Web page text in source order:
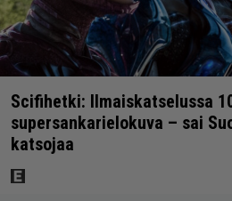
Scifihetki: Ilmaiskatselussa
supersankarielokuva – sai
katsojaa